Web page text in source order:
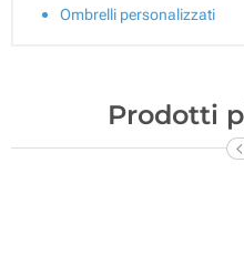
Ombrelli personalizzati
Prodotti